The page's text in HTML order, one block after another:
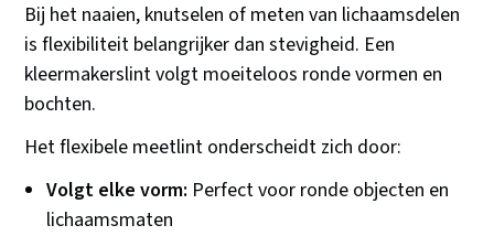
Bij het naaien, knutselen of meten van lichaamsdelen
is flexibiliteit belangrijker dan stevigheid. Een
kleermakerslint volgt moeiteloos ronde vormen en
bochten.
Het flexibele meetlint onderscheidt zich door:
Volgt elke vorm: Perfect voor ronde objecten en
lichaamsmaten